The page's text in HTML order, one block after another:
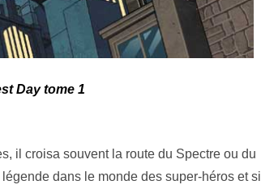
Day tome 1
il croisa souvent la route du Spectre ou du
dans le monde des super-héros et si